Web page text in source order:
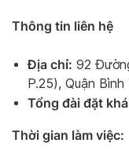
Thông tin liên hệ
Địa chỉ: 92
P.25), Quận
Tổng đài đặt
Thời gian làm việc: